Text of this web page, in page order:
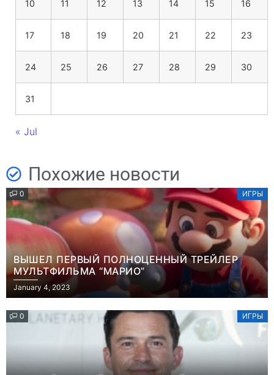
10 11 12 13 14 15 16
17 18 19 20 21 22 23
24 25 26 27 28 29 30
31
« Jul
Похожие новости
0 ИГРЫ
ВЫШЕЛ ПЕРВЫЙ ПОЛНОЦЕННЫЙ ТРЕЙЛЕР
МУЛЬТФИЛЬМА “МАРИО”
January 4, 2023
0 ИГРЫ